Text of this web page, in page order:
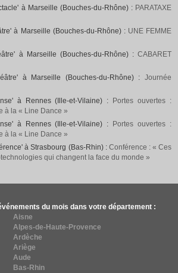
à Marseille (Bouches-du-Rhône) : PARATAXE
à Marseille (Bouches-du-Rhône) : UNE FEMME
à Marseille (Bouches-du-Rhône) : CABARET
à Marseille (Bouches-du-Rhône) : Journée
à Rennes (Ille-et-Vilaine) :
Portes ouvertes :
à la « Line Dance »
à Rennes (Ille-et-Vilaine) :
Portes ouvertes :
à la « Line Dance »
à Strasbourg (Bas-Rhin) : Conférence : « Ces
qui changent la face du monde »
du mois dans votre département :
Aisne
Alpes-de-Haute-Provence
Ardèche
Ariège
Aude
Bas-Rhin